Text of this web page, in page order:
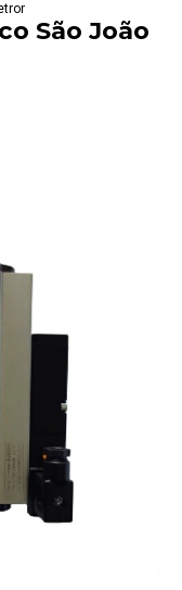
sao joao da
São João